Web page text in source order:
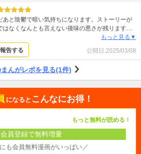
あと陰鬱で暗い気持ちになります。ストーリーが
はなくなんとも言えない後味の悪さが残ります。
い？何もそこまで引きずらなくていいのでは？と
写があり読んでいてしんどいです。 ストーリ
る作品のため星5つけさせて頂きました。
もっと見る▼
報告する 公開日:2025/03/08
んがレポを見る(1件)
になると こんなにお得！
もっと無料が読める！
会員登録で無料増量
も会員無料漫画がいっぱい／